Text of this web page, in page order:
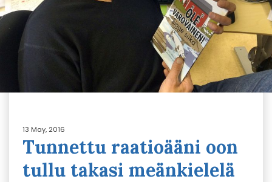
13 May, 2016
Tunnettu raatioääni oon
tullu takasi meänkielelä